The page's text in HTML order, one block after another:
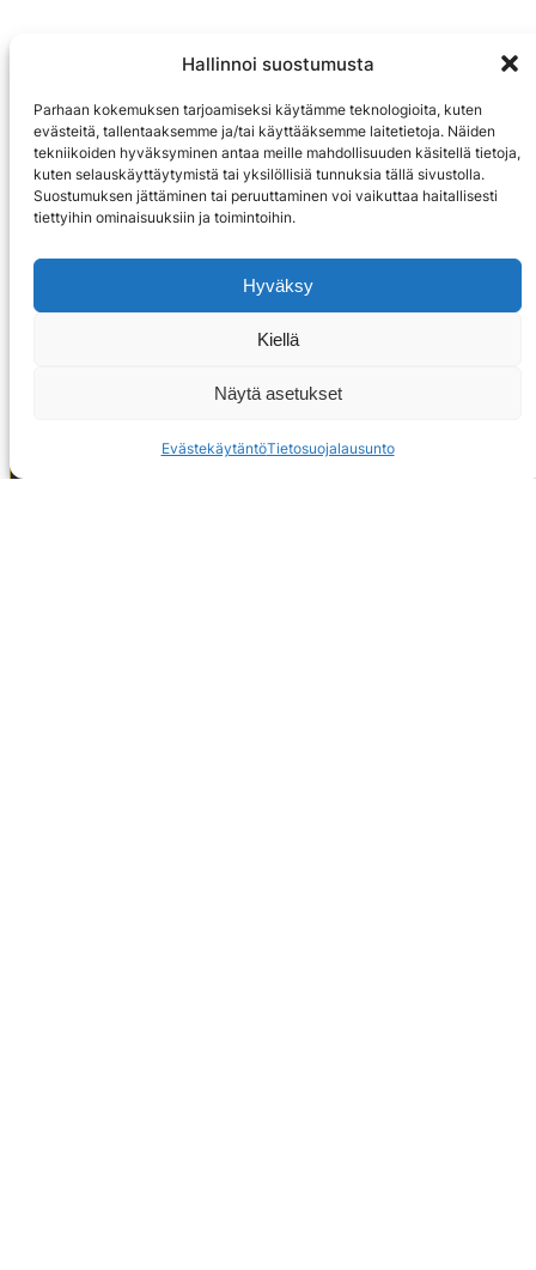
Hallinnoi suostumusta
Parhaan kokemuksen tarjoamiseksi käytämme teknologioita, kuten
evästeitä, tallentaaksemme ja/tai käyttääksemme laitetietoja. Näiden
tekniikoiden hyväksyminen antaa meille mahdollisuuden käsitellä tietoja,
kuten selauskäyttäytymistä tai yksilöllisiä tunnuksia tällä sivustolla.
Suostumuksen jättäminen tai peruuttaminen voi vaikuttaa haitallisesti
tiettyihin ominaisuuksiin ja toimintoihin.
Hyväksy
Kiellä
Näytä asetukset
EvästekäytäntöTietosuojalausunto
OTA YHTEYTTÄ